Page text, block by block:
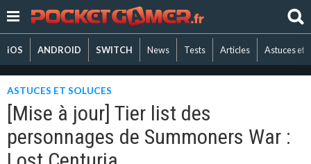
iOS ANDROID SWITCH News Tests Articles Astuces et
ASTUCES ET SOLUCES
[Mise à jour] Tier list des
personnages de Summoners War :